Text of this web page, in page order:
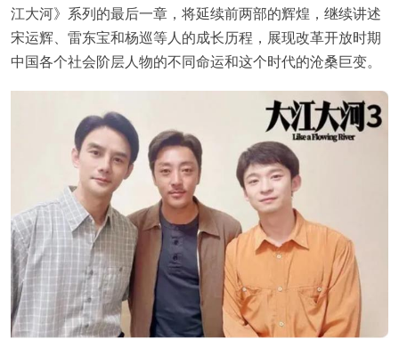
江大河》系列的最后一章，将延续前两部的辉煌，继续讲述
宋运辉、雷东宝和杨巡等人的成长历程，展现改革开放时期
中国各个社会阶层人物的不同命运和这个时代的沧桑巨变。